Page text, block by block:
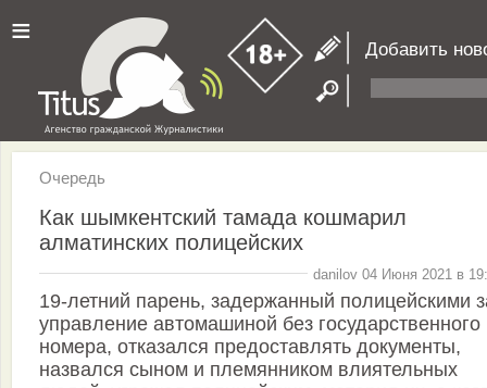
≡ Добавить
Очередь
Как шымкентский тамада кошмарил
алматинских полицейских
danilov 04 Июня 2021 в
19-летний парень, задержанный полицейскими
управление автомашиной без государственного
номера, отказался предоставлять документы,
назвался сыном и племянником влиятельных